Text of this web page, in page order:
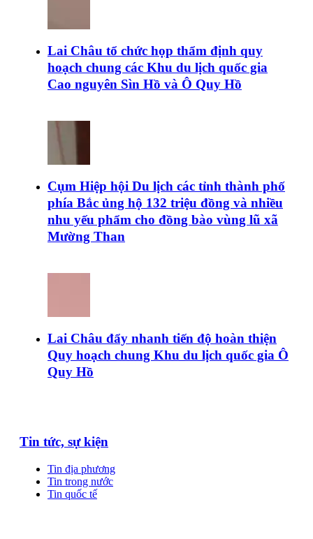
Lai Châu tổ chức họp thẩm định quy
hoạch chung các Khu du lịch quốc gia
Cao nguyên Sìn Hồ và Ô Quy Hồ
Cụm Hiệp hội Du lịch các tỉnh thành phố
phía Bắc ủng hộ 132 triệu đồng và nhiều
nhu yếu phẩm cho đồng bào vùng lũ xã
Mường Than
Lai Châu đẩy nhanh tiến độ hoàn thiện
Quy hoạch chung Khu du lịch quốc gia Ô
Quy Hồ
Tin tức, sự kiện
Tin địa phương
Tin trong nước
Tin quốc tế